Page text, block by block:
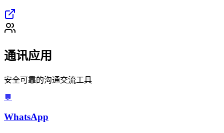
通讯应用
安全可靠的沟通交流工具
💬
WhatsApp